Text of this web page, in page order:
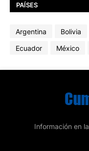
PAÍSES
Argentina Bolivia
Ecuador
México
Información en